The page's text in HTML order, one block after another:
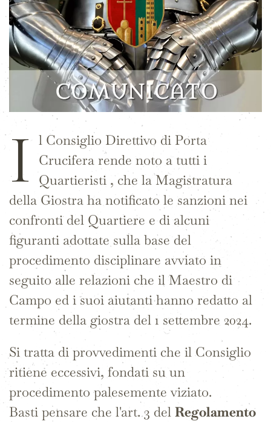
I l Consiglio Direttivo di Porta
Crucifera rende noto a tutti i
Quartieristi , che la Magistratura
della Giostra ha notificato le sanzioni nei
confronti del Quartiere e di alcuni
figuranti adottate sulla base del
procedimento disciplinare avviato in
seguito alle relazioni che il Maestro di
Campo ed i suoi aiutanti hanno redatto al
termine della giostra del 1 settembre 2024.
Si tratta di provvedimenti che il Consiglio
ritiene eccessivi, fondati su un
procedimento palesemente viziato.
Basti pensare che l'art. 3 del Regolamento